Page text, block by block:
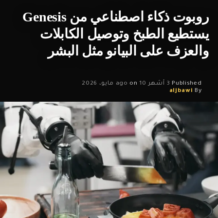
وكيل الذكاء الاصطناعي هو نظام أو أداة تستطيع
مهام متعددة نيابة عن المستخدم، وليس فقط
بدلًا من أن تكتب له سؤالًا فيجيبك، يمكن لوكيل
الاصطناعي أن ينفذ سلسلة خطوات مثل:
حجز موعد، ترتيب رحلة، إرسال طلب، تحليل ملف،
كود، اختبار برنامج، أو التعامل مع أدوات وخدمات
مختلفة.
الفكرة الأساسية هنا هي الانتقال من “مساعد
روبوت ذكاء اصطناعي من Genesis
يستطيع الطبخ وتوصيل الكابلات
والعزف على البيانو مثل البشر
Published 3 أشهر ago on 10 مايو، 2026
By
aljbawi